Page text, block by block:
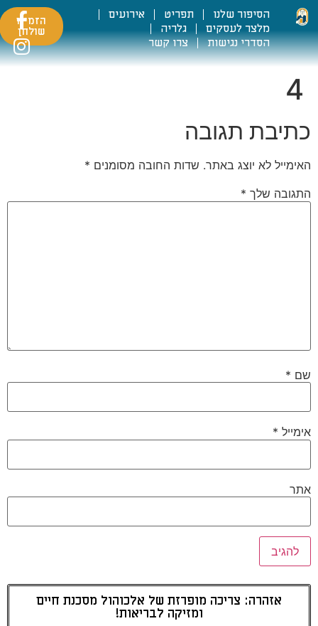
הסיפור שלנו תפריט
אירועים
מלצר לעסקים
גלריה
הסדרי נגישות
צרו קשר
הזמינו
שולחן
4
כתיבת תגובה
האימייל לא יוצג באתר. שדות החובה מסומנים *
התגובה שלך *
שם *
אימייל *
אתר
אזהרה: צריכה מופרזת של אלכוהול מסכנת חיים
ומזיקה לבריאות!